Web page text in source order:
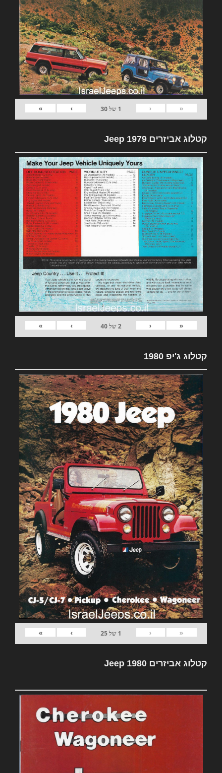
«
‹
1 של30
›
»
קטלוג אביזרים 1979 Jeep
«
‹
2של40
›
»
קטלוג ג'יפ 1980
«
‹
1 של25
›
»
קטלוג אביזרים Jeep 1980